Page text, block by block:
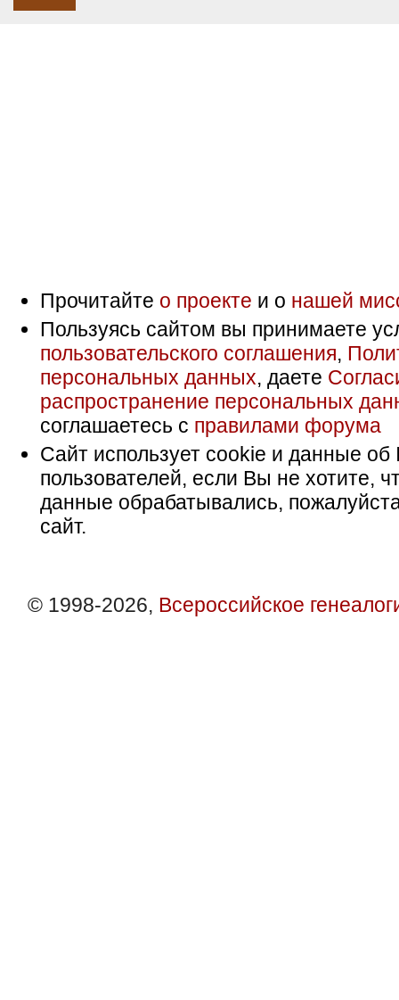
Прочитайте о проекте и о нашей
Пользуясь сайтом вы принимаете
пользовательского соглашения,
персональных данных, даете
распространение персональных
соглашаетесь с правилами форума
Сайт использует cookie и данные об
пользователей, если Вы не хотите,
данные обрабатывались,
сайт.
© 1998-2026, Всероссийское